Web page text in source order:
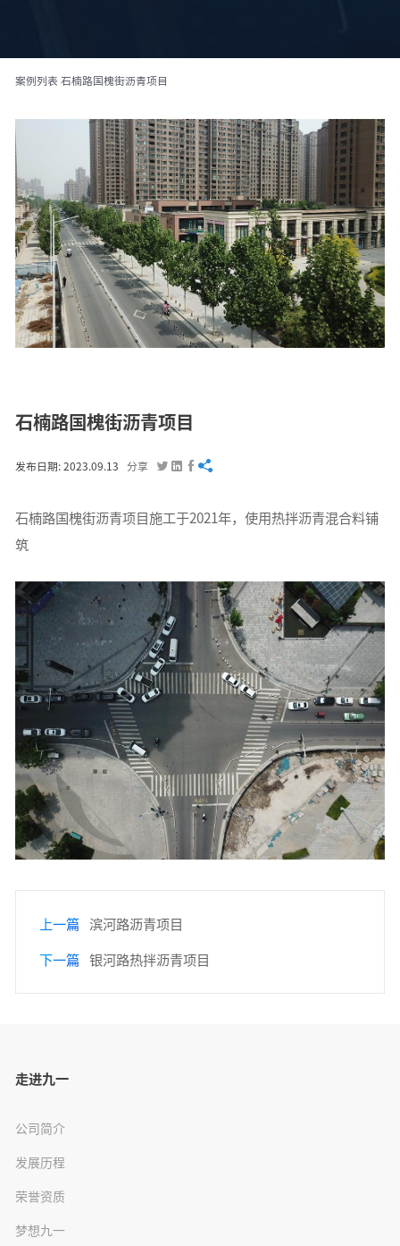
案例列表 石楠路国槐街沥青项目
石楠路国槐街沥青项目
发布日期: 2023.09.13 分享    
石楠路国槐街沥青项目施工于2021年，使用热拌沥青混合料铺
筑
上一篇 滨河路沥青项目
下一篇 银河路热拌沥青项目
走进九一
公司简介
发展历程
荣誉资质
梦想九一